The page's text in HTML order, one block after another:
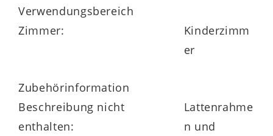
Verwendungsbereich
Zimmer:
Kinderzimm
er
Zubehörinformation
Beschreibung nicht
enthalten:
Lattenrahme
n und